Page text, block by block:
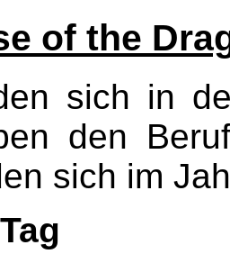
of the
sich in
den
sich im